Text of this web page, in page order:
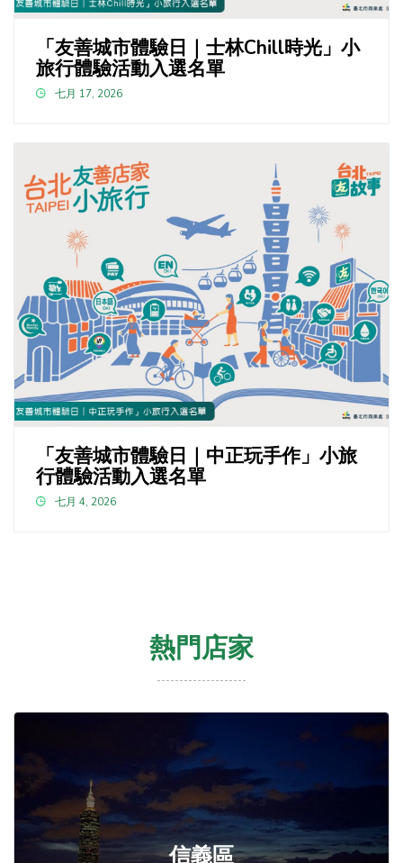
「友善城市體驗日｜士林Chill時光」小
旅行體驗活動入選名單
七月 17, 2026
「友善城市體驗日｜中正玩手作」小旅
行體驗活動入選名單
七月 4, 2026
熱門店家
信義區